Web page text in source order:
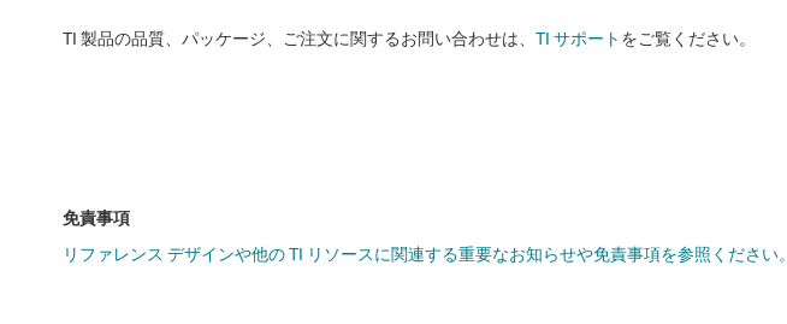
TI 製品の品質、パッケージ、ご注文に関するお問い合わせは、 TI サポート をご覧ください。
免責事項
リファレンス デザインや他の TI リソースに関連する重要なお知らせや免責事項を参照ください。